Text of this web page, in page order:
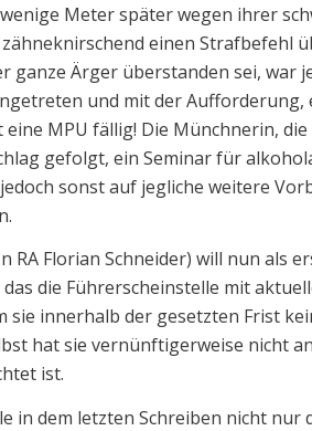
Meter später wegen ihrer
einen Strafbefehl
ganze Ärger überstanden sei, war
und mit der Aufforderung,
MPU fällig! Die Münchnerin,
gefolgt, ein Seminar für
sonst auf jegliche weitere
Florian Schneider) will nun als
die Führerscheinstelle mit
innerhalb der gesetzten Frist
hat sie vernünftigerweise nicht
ist.
in dem letzten Schreiben nicht nur